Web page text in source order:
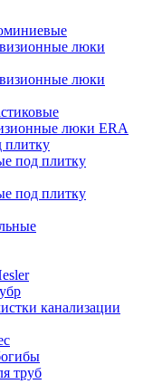
люки
люки
люки ERA
плитку
под плитку
под плитку
канализации
труб